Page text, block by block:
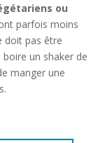
ou
parfois moins
doit pas être
un shaker de
manger une